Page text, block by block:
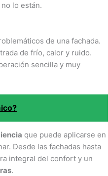
lo están.
de una fachada.
de frío, calor y ruido.
sencilla y muy
que puede aplicarse en
Desde las fachadas hasta
integral del confort y un
.